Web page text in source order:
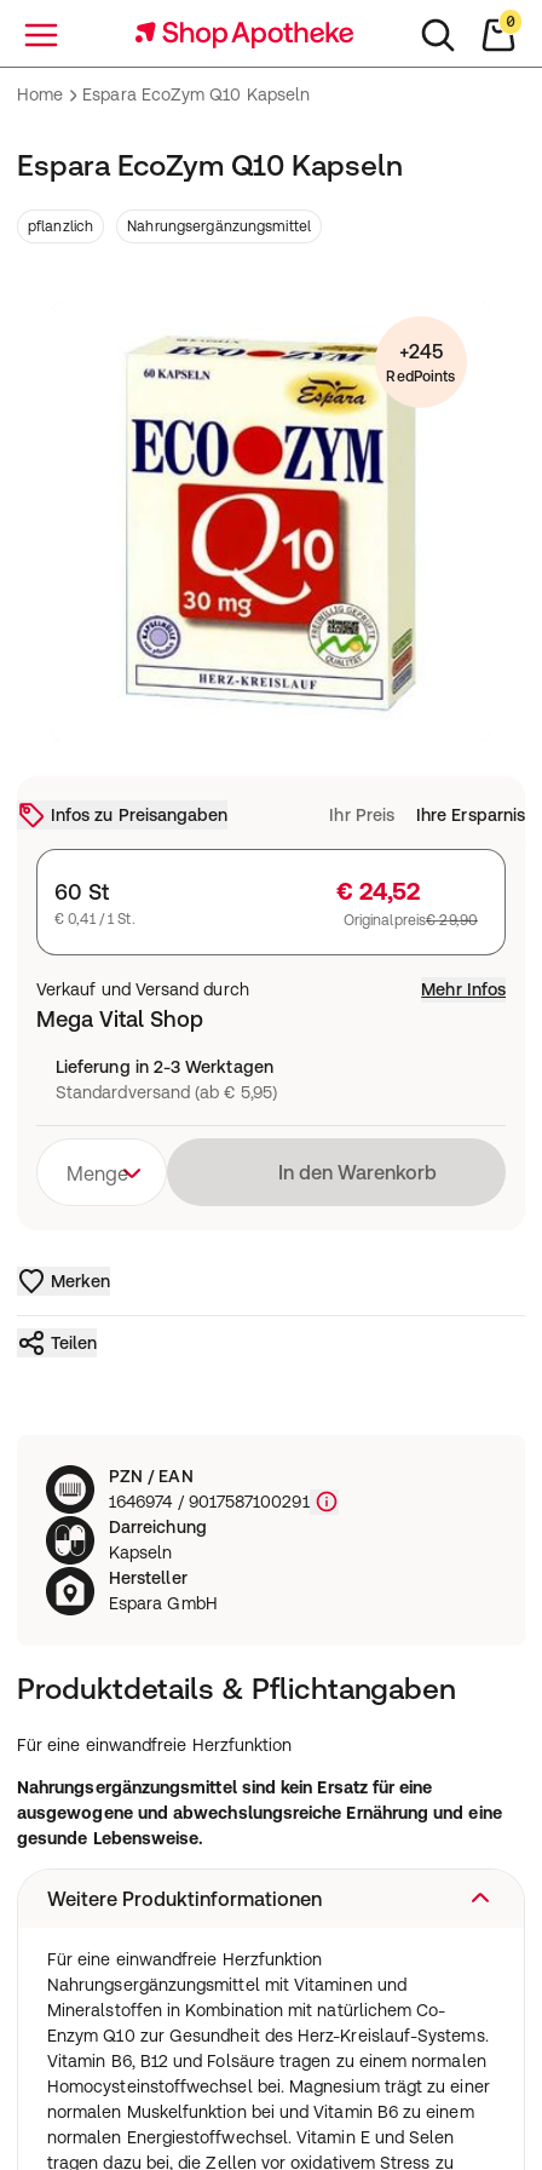
Menü
0
Home Espara EcoZym Q10 Kapseln
Espara EcoZym Q10 Kapseln
pflanzlich Nahrungsergänzungsmittel
+245
RedPoints
Infos zu Preisangaben Ihr Preis Ihre Ersparnis
60 St
€ 0,41 / 1 St.
€ 24,52
Originalpreis€ 29,90
Verkauf und Versand durch Mehr Infos
Mega Vital Shop
Lieferung in 2-3 Werktagen
Standardversand (ab € 5,95)
Menge Lädt
In den Warenkorb
Merken
Teilen
PZN / EAN
1646974 / 9017587100291
Darreichung
Kapseln
Hersteller
Espara GmbH
Produktdetails & Pflichtangaben
Für eine einwandfreie Herzfunktion
Nahrungsergänzungsmittel sind kein Ersatz für eine
ausgewogene und abwechslungsreiche Ernährung und eine
gesunde Lebensweise.
Weitere Produktinformationen
Für eine einwandfreie Herzfunktion
Nahrungsergänzungsmittel mit Vitaminen und
Mineralstoffen in Kombination mit natürlichem Co-
Enzym Q10 zur Gesundheit des Herz-Kreislauf-Systems.
Vitamin B6, B12 und Folsäure tragen zu einem normalen
Homocysteinstoffwechsel bei. Magnesium trägt zu einer
normalen Muskelfunktion bei und Vitamin B6 zu einem
normalen Energiestoffwechsel. Vitamin E und Selen
tragen dazu bei, die Zellen vor oxidativem Stress zu